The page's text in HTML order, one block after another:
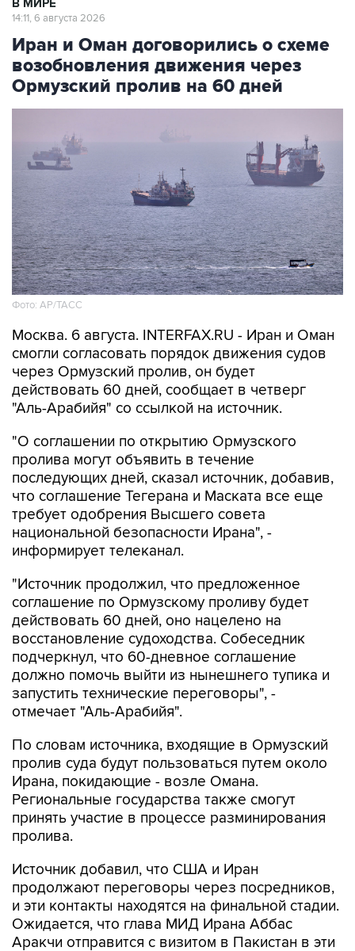
Иран и Оман договорились о схеме
возобновления движения через
Ормузский пролив на 60 дней
Фото: AP/ТАСС
Москва. 6 августа. INTERFAX.RU - Иран и Оман
через Ормузский пролив, он будет
действовать 60 дней, сообщает в четверг
"Аль-Арабийя" со ссылкой на источник.
"О соглашении по открытию Ормузского
последующих дней, сказал источник, добавив,
что соглашение Тегерана и Маската все еще
требует одобрения Высшего совета
национальной безопасности Ирана", -
информирует телеканал.
"Источник продолжил, что предложенное
действовать 60 дней, оно нацелено на
восстановление судоходства. Собеседник
подчеркнул, что 60-дневное соглашение
должно помочь выйти из нынешнего тупика и
запустить технические переговоры", -
отмечает "Аль-Арабийя".
По словам источника, входящие в Ормузский
Ирана, покидающие - возле Омана.
Региональные государства также смогут
принять участие в процессе разминирования
пролива.
Источник добавил, что США и Иран
и эти контакты находятся на финальной стадии.
Ожидается, что глава МИД Ирана Аббас
Аракчи отправится с визитом в Пакистан в эти
выходные или в начале следующей недели.